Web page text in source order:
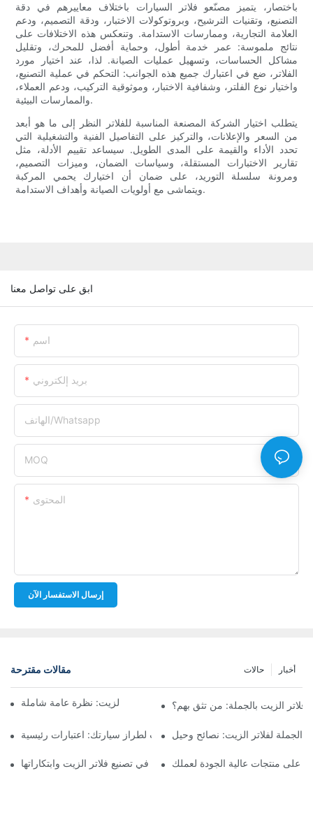
باختصار، يتميز مصنّعو فلاتر السيارات باختلاف معاييرهم في دقة
التصنيع، وتقنيات الترشيح، وبروتوكولات الاختبار، ودقة التصميم، ودعم
العلامة التجارية، وممارسات الاستدامة. وتنعكس هذه الاختلافات على
نتائج ملموسة: عمر خدمة أطول، وحماية أفضل للمحرك، وتقليل
مشاكل الحساسات، وتسهيل عمليات الصيانة. لذا، عند اختيار مورد
الفلاتر، ضع في اعتبارك جميع هذه الجوانب: التحكم في عملية التصنيع،
واختيار نوع الفلتر، وشفافية الاختبار، وموثوقية التركيب، ودعم العملاء،
والممارسات البيئية.
يتطلب اختيار الشركة المصنعة المناسبة للفلاتر النظر إلى ما هو أبعد
من السعر والإعلانات، والتركيز على التفاصيل الفنية والتشغيلية التي
تحدد الأداء والقيمة على المدى الطويل. سيساعد تقييم الأدلة، مثل
تقارير الاختبارات المستقلة، وسياسات الضمان، وميزات التصميم،
ومرونة سلسلة التوريد، على ضمان أن اختيارك يحمي المركبة
ويتماشى مع أولويات الصيانة وأهداف الاستدامة.
ابق على تواصل معنا
اسم
بريد إلكتروني
الهاتف/whatsapp
MOQ
المحتوى
إرسال الاستفسار الآن
مقالات مقترحة أخبار حالات
أفضل شركات تصنيع فلاتر الزيت: نظرة عامة شاملةالزيت بالجملة: من تثق بهم؟
اختيار فلتر الزيت المناسب لطراز سيارتك: اعتبارات رئيسية
الجملة لفلاتر الزيت: نصائح وحيل
تسليط الضوء على الشركات الرائدة في تصنيع فلاتر الزيت وابتكاراتها
على منتجات عالية الجودة لعملك